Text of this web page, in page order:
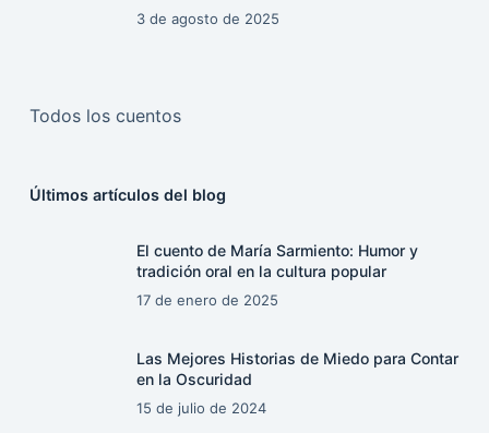
3 de agosto de 2025
Todos los cuentos
Últimos artículos del blog
El cuento de María Sarmiento: Humor y
tradición oral en la cultura popular
17 de enero de 2025
Las Mejores Historias de Miedo para Contar
en la Oscuridad
15 de julio de 2024